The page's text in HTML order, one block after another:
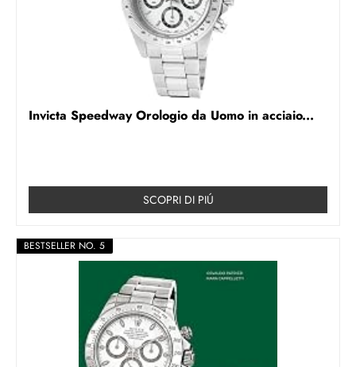
Invicta Speedway Orologio da Uomo in acciaio...
SCOPRI DI PIÚ
BESTSELLER NO. 5